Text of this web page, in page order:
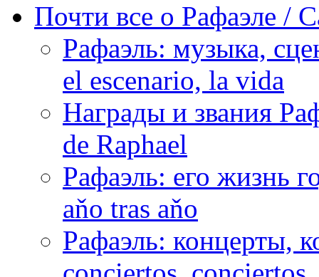
Почти все о Рафаэле /
Рафаэль: музыка,
el escenario, la vida
Награды и звания
de Raphael
Рафаэль: его жизнь
aňo tras aňo
Рафаэль: концерты,